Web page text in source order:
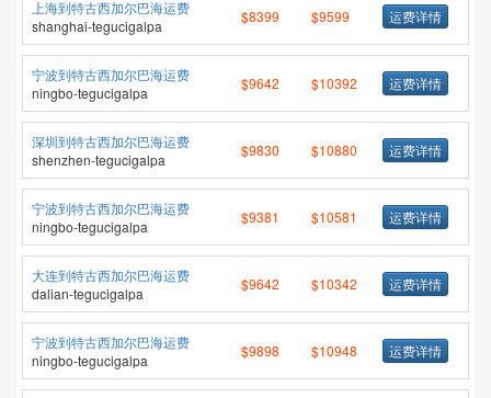
上海到特古西加尔巴海运费
shanghai-tegucigalpa
$8399 $9599 运费详情
宁波到特古西加尔巴海运费
ningbo-tegucigalpa
$9642 $10392 运费详情
深圳到特古西加尔巴海运费
shenzhen-tegucigalpa
$9830 $10880 运费详情
宁波到特古西加尔巴海运费
ningbo-tegucigalpa
$9381 $10581 运费详情
大连到特古西加尔巴海运费
dalian-tegucigalpa
$9642 $10342 运费详情
宁波到特古西加尔巴海运费
ningbo-tegucigalpa
$9898 $10948 运费详情